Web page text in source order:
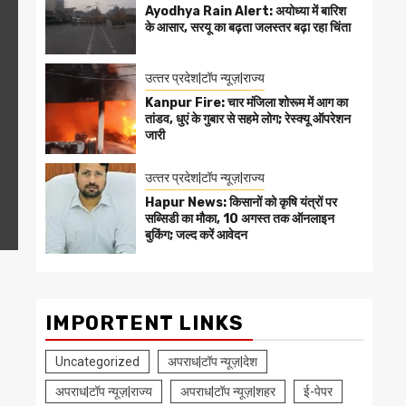
Ayodhya Rain Alert: अयोध्या में बारिश
के आसार, सरयू का बढ़ता जलस्तर बढ़ा रहा चिंता
उत्‍तर प्रदेश|टॉप न्यूज़|राज्य
Kanpur Fire: चार मंजिला शोरूम में आग का
तांडव, धुएं के गुबार से सहमे लोग; रेस्क्यू ऑपरेशन
जारी
उत्‍तर प्रदेश|टॉप न्यूज़|राज्य
Hapur News: किसानों को कृषि यंत्रों पर
सब्सिडी का मौका, 10 अगस्त तक ऑनलाइन
बुकिंग; जल्द करें आवेदन
IMPORTENT LINKS
Uncategorized अपराध|टॉप न्यूज़|देश
अपराध|टॉप न्यूज़|राज्य अपराध|टॉप न्यूज़|शहर ई-पेपर